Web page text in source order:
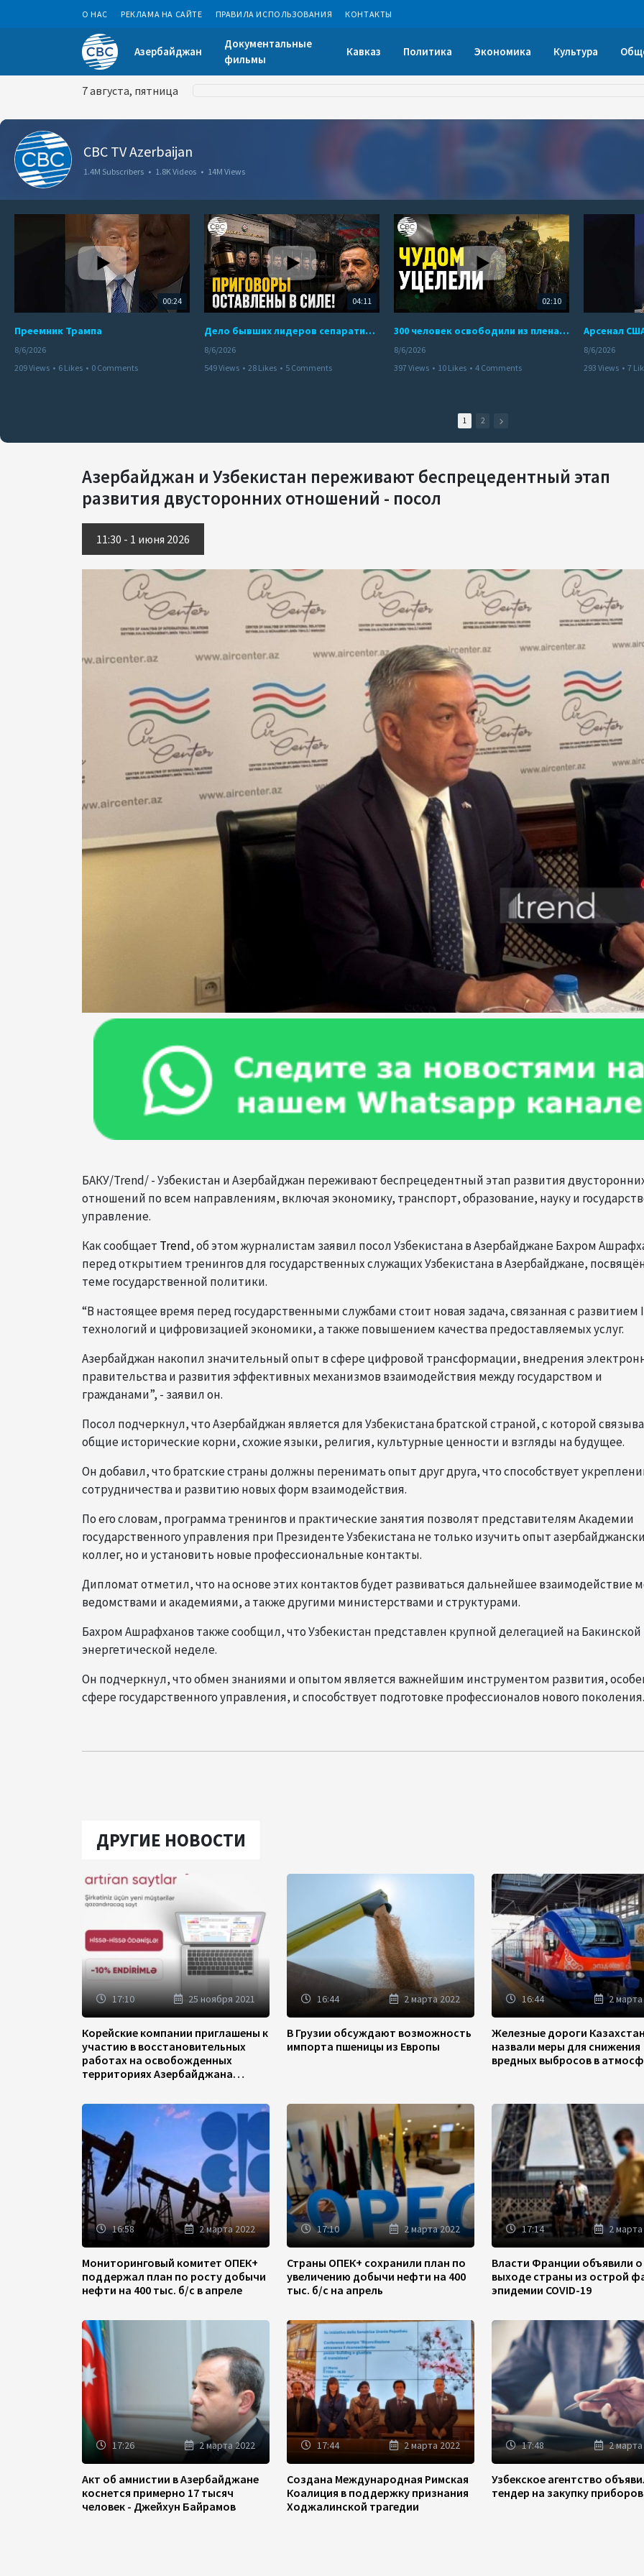
О НАС РЕКЛАМА НА САЙТЕ ПРАВИЛА ИСПОЛЬЗОВАНИЯ КОНТАКТЫ
Азербайджан
Документальные
фильмы
Кавказ Политика Экономика Культура
7 августа, пятница
CBC TV Azerbaijan
1.4M Subscribers • 1.8K Videos • 14M Views
00:24
Преемник Трампа
8/6/2026
209 Views • 6 Likes • 0 Comments
04:11
Дело бывших лидеров сепаратистского режима в Карабахе
8/6/2026
549 Views • 28 Likes • 5 Comments
02:10
300 человек освободили из плена террористов. Невероятная история спасения
8/6/2026
397 Views • 10 Likes • 4 Comments
8/6/2026
293 Views • 7
1 2
Азербайджан и Узбекистан переживают беспрецедентный этап
развития двусторонних отношений - посол
11:30 - 1 июня 2026
БАКУ/Trend/ - Узбекистан и Азербайджан переживают беспрецедентный этап развития
отношений по всем направлениям, включая экономику, транспорт, образование, науку и
управление.
Как сообщает Trend, об этом журналистам заявил посол Узбекистана в Азербайджане Бахром
перед открытием тренингов для государственных служащих Узбекистана в Азербайджане,
теме государственной политики.
“В настоящее время перед государственными службами стоит новая задача, связанная с развитием
технологий и цифровизацией экономики, а также повышением качества предоставляемых услуг.
Азербайджан накопил значительный опыт в сфере цифровой трансформации, внедрения
правительства и развития эффективных механизмов взаимодействия между государством и
гражданами”, - заявил он.
Посол подчеркнул, что Азербайджан является для Узбекистана братской страной, с которой
общие исторические корни, схожие языки, религия, культурные ценности и взгляды на будущее.
Он добавил, что братские страны должны перенимать опыт друг друга, что способствует
сотрудничества и развитию новых форм взаимодействия.
По его словам, программа тренингов и практические занятия позволят представителям Академии
государственного управления при Президенте Узбекистана не только изучить опыт
коллег, но и установить новые профессиональные контакты.
Дипломат отметил, что на основе этих контактов будет развиваться дальнейшее взаимодействие
ведомствами и академиями, а также другими министерствами и структурами.
Бахром Ашрафханов также сообщил, что Узбекистан представлен крупной делегацией на Бакинской
энергетической неделе.
Он подчеркнул, что обмен знаниями и опытом является важнейшим инструментом развития,
сфере государственного управления, и способствует подготовке профессионалов нового поколения.
ДРУГИЕ НОВОСТИ
17:10 25 ноября 2021
Корейские компании приглашены к
участию в восстановительных
работах на освобожденных
территориях Азербайджана
16:44 2 марта 2022
В Грузии обсуждают возможность
импорта пшеницы из Европы
16:44 2 марта
Железные дороги
назвали меры для снижения
вредных выбросов в
16:58 2 марта 2022
Мониторинговый комитет ОПЕК+
поддержал план по росту добычи
нефти на 400 тыс. б/с в апреле
17:10 2 марта 2022
Страны ОПЕК+ сохранили план по
увеличению добычи нефти на 400
тыс. б/с на апрель
17:14 2 марта
Власти Франции объявили о
выходе страны из острой
эпидемии COVID-19
17:26 2 марта 2022
Акт об амнистии в Азербайджане
коснется примерно 17 тысяч
человек - Джейхун Байрамов
17:44 2 марта 2022
Создана Международная Римская
Коалиция в поддержку признания
Ходжалинской трагедии
17:48 2 марта
Узбекское агентство
тендер на закупку приборов